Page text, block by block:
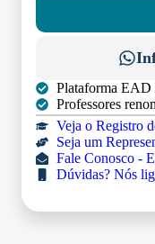
Plataforma
Professores
Veja o Registro
Seja um
Fale Conosco -
Dúvidas? Nós